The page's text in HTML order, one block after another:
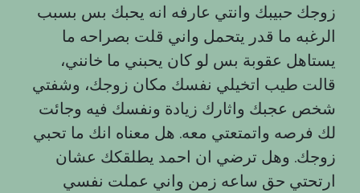
زوجك حبيبك وانتي عارفه انه يحبك بس بسبب
الرغبه ما قدر يتحمل واني قلت بصراحه ما
يستاهل عقوبة بس لو كان يحبني ما خانني،
قالت طيب اتخيلي نفسك مكان زوجك، وشفتي
شخص عجبك واثارك زيادة ونفسك فيه وجائت
لك فرصه واتمتعتي معه. هل معناه انك ما تحبي
زوجك. وهل ترضي ان احمد يطلقكك عشان
ارتحتي حق ساعه زمن واني عملت نفسي